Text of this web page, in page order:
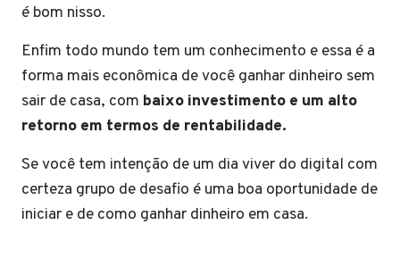
é bom nisso.
Enfim todo mundo tem um conhecimento e essa é a
forma mais econômica de você ganhar dinheiro sem
sair de casa, com baixo investimento e um alto
retorno em termos de rentabilidade.
Se você tem intenção de um dia viver do digital com
certeza grupo de desafio é uma boa oportunidade de
iniciar e de como ganhar dinheiro em casa.